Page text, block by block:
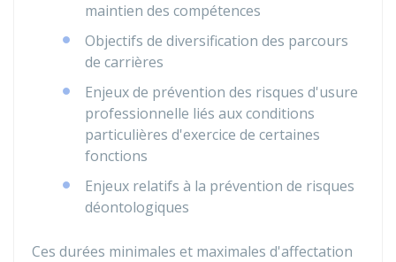
maintien des compétences
Objectifs de diversification des parcours
de carrières
Enjeux de prévention des risques d'usure
professionnelle liés aux conditions
particulières d'exercice de certaines
fonctions
Enjeux relatifs à la prévention de risques
déontologiques
Ces durées minimales et maximales d'affectation